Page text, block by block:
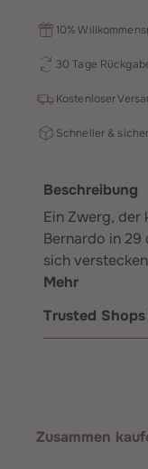
10%
30 Tage
Kostenloser
Schneller &
Beschreibung
Ein Zwerg, der
Bernardo in 29
sich
Mehr
Trusted
Zusammen